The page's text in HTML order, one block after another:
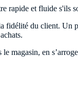
rapide et fluide s'ils
fidélité du client. Un
magasin, en